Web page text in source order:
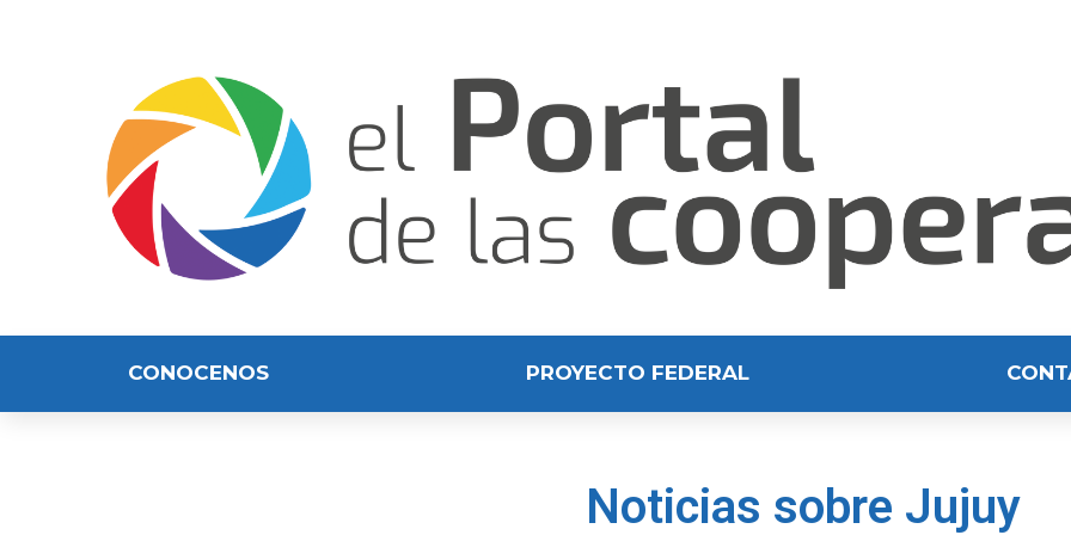
CONOCENOS PROYECTO FEDERAL
Noticias sobre Jujuy